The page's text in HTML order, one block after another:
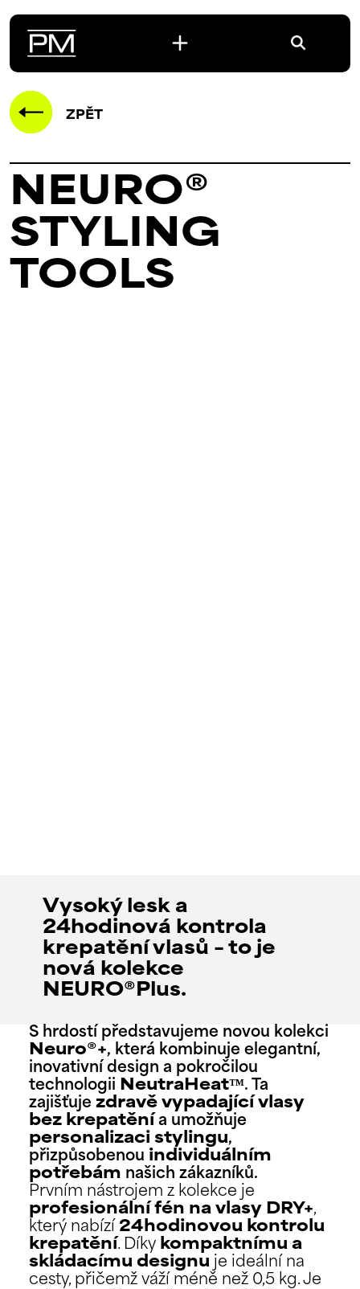
ZPĚT
NEURO®
STYLING
TOOLS
Vysoký lesk a
24hodinová kontrola
krepatění vlasů – to je
nová kolekce
NEURO®Plus.
S hrdostí představujeme novou kolekci
Neuro®+, která kombinuje elegantní,
inovativní design a pokročilou
technologii NeutraHeat™. Ta
zajišťuje zdravě vypadající vlasy
bez krepatění a umožňuje
personalizaci stylingu,
přizpůsobenou individuálním
potřebám našich zákazníků.
Prvním nástrojem z kolekce je
profesionální fén na vlasy DRY+,
který nabízí 24hodinovou kontrolu
krepatění. Díky kompaktnímu a
skládacímu designuje ideální na
cesty, přičemž váží méně než 0,5 kg. Je